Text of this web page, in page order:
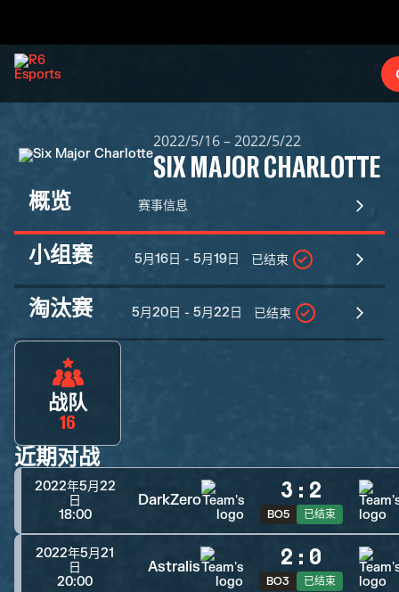
2022/5/16 – 2022/5/22
SIX MAJOR CHARLOTTE
概览 赛事信息
小组赛 5月16日 - 5月19日 已结束
淘汰赛 5月20日 - 5月22日 已结束
战队
16
近期对战
2022年5月22
日
18:00
DarkZero 3 : 2
BO5 已结束
2022年5月21
日
20:00
Astralis 2 : 0
BO3 已结束